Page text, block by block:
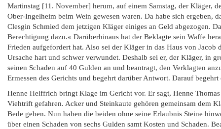
Martinstag [11. November] herum, auf einem Samstag, der Kläger,
Ober-Ingelheim beim Wein gewesen waren. Da habe sich ergeben,
Clesgin Schmied dem jetzigen Kläger einiges an Geld abgezogen.
Berechtigung dazu.« Darüberhinaus hat der Beklagte sein Waffe
Frieden aufgefordert hat. Also sei der Kläger in das Haus von
Ursache hart und schwer verwundet. Deshalb sei er, der Kläger, in
seinen Schaden auf 40 Gulden an und beantragt, den Verklagten
Ermessen des Gerichts und begehrt darüber Antwort. Darauf
Henne Helffrich bringt Klage im Gericht vor. Er sagt, Henne
Viehtrift gefahren. Acker und Steinkaute gehören gemeinsam dem
Bede geben. Nun haben die beiden ohne seine Erlaubnis Steine
über einen Schaden von sechs Gulden samt Kosten und Schaden.